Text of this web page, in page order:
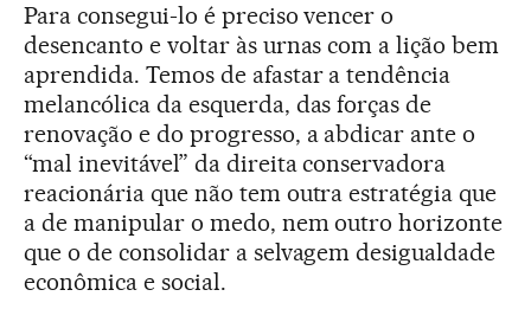
Para consegui-lo é preciso vencer o
desencanto e voltar às urnas com a lição bem
aprendida. Temos de afastar a tendência
melancólica da esquerda, das forças de
renovação e do progresso, a abdicar ante o
“mal inevitável” da direita conservadora
reacionária que não tem outra estratégia que
a de manipular o medo, nem outro horizonte
que o de consolidar a selvagem desigualdade
econômica e social.